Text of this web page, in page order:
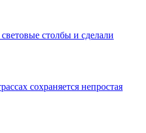
столбы и сделали
сохраняется непростая